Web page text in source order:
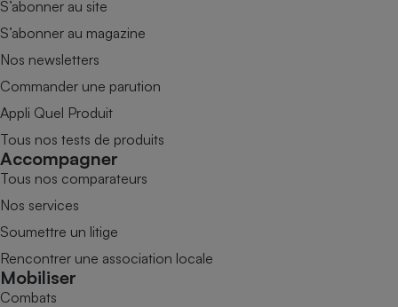
S’abonner au site
S’abonner au magazine
Nos newsletters
Commander une parution
Appli Quel Produit
Tous nos tests de produits
Accompagner
Tous nos comparateurs
Nos services
Soumettre un litige
Rencontrer une association locale
Mobiliser
Combats